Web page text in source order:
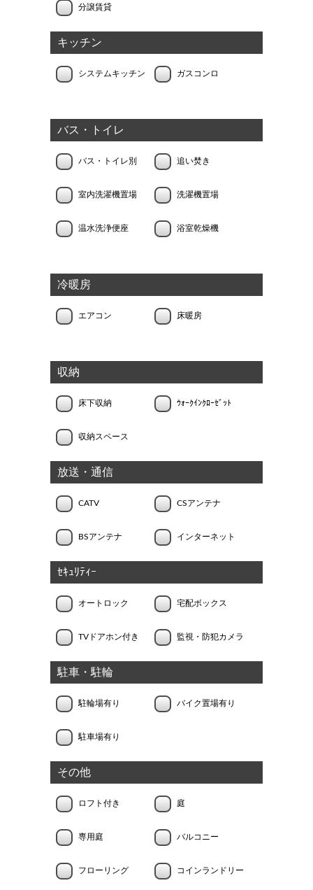
分譲賃貸
キッチン
システムキッチン ガスコンロ
バス・トイレ
バス・トイレ別 追い焚き
室内洗濯機置場 洗濯機置場
温水洗浄便座 浴室乾燥機
冷暖房
エアコン 床暖房
収納
床下収納 ｳｫｰｸｲﾝｸﾛｰｾﾞｯﾄ
収納スペース
放送・通信
CATV CSアンテナ
BSアンテナ インターネット
ｾｷｭﾘﾃｨｰ
オートロック 宅配ボックス
TVドアホン付き 監視・防犯カメラ
駐車・駐輪
駐輪場有り バイク置場有り
駐車場有り
その他
ロフト付き 庭
専用庭 バルコニー
フローリング コインランドリー